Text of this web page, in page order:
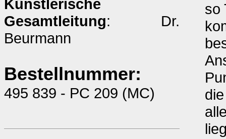
Künstlerische
Gesamtleitung: Dr.
Beurmann
Bestellnummer:
495 839 - PC 209 (MC)
so